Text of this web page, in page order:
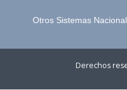
Otros Sistemas
Derechos